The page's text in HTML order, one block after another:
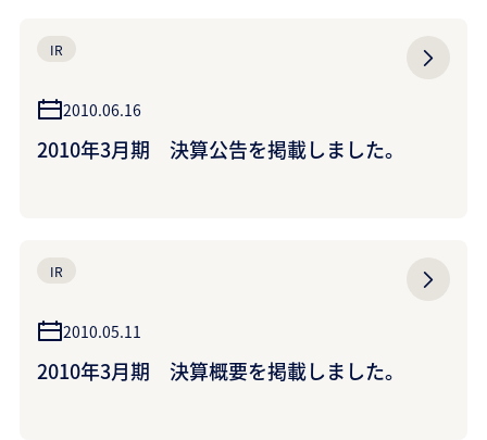
IR
2010.06.16
2010年3月期 決算公告を掲載しました。
IR
2010.05.11
2010年3月期 決算概要を掲載しました。